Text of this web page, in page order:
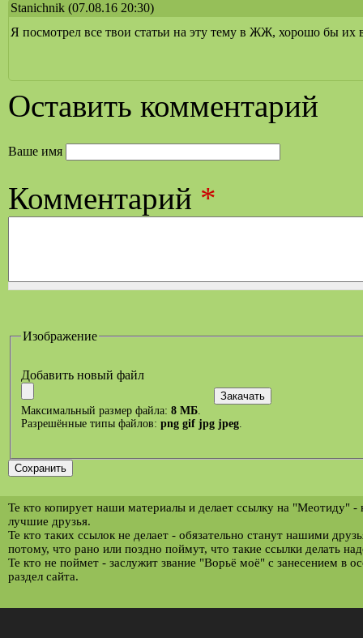
Stanichnik (07.08.16 20:30)
Я посмотрел все твои статьи на эту тему в ЖЖ, хорошо бы их
Оставить комментарий
Ваше имя
Комментарий *
Изображение
Добавить новый файл
Максимальный размер файла: 8 МБ
Разрешённые типы файлов: png gif jpg jpeg
Те кто копирует наши материалы и делает ссылку на "Меотиду" -
лучшие друзья.
Те кто таких ссылок не делает - обязательно станут нашими
потому, что рано или поздно поймут, что такие ссылки делать
Те кто не поймет - заслужит звание "Ворьё моё" с занесением в
раздел сайта.